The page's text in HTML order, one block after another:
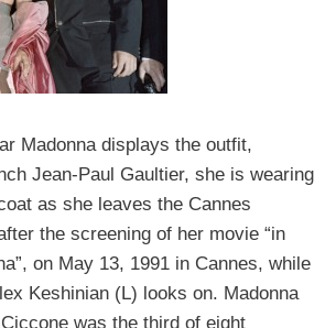
Madonna displays the outfit,
Jean-Paul Gaultier, she is wearing
as she leaves the Cannes
the screening of her movie “in
on May 13, 1991 in Cannes, while
Keshinian (L) looks on. Madonna
was the third of eight